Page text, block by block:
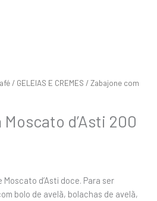
/ GELEIAS E CREMES / Zabajone com
d’Asti 200
d’Asti doce. Para ser
bolo de avelã, bolachas de avelã,